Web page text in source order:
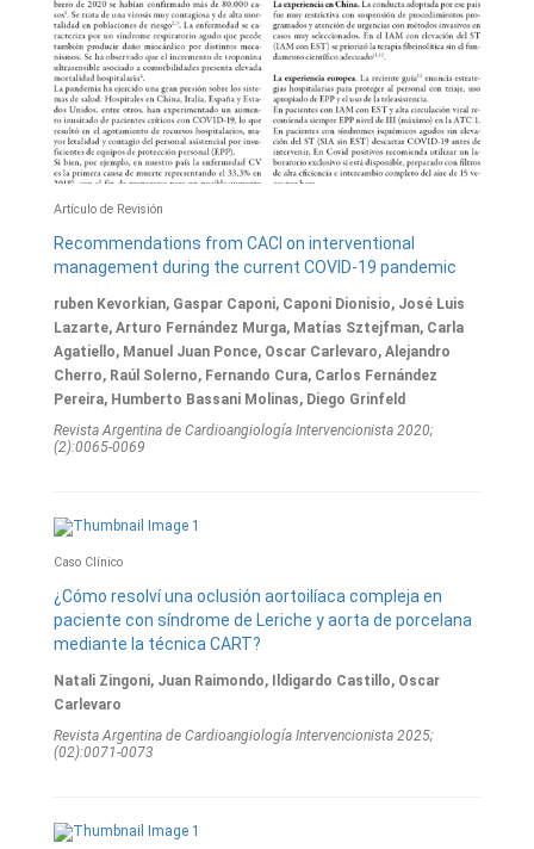
Artículo de Revisión
Recommendations from CACI on interventional
management during the current COVID-19 pandemic
ruben Kevorkian, Gaspar Caponi, Caponi Dionisio, José Luis
Lazarte, Arturo Fernández Murga, Matías Sztejfman, Carla
Agatiello, Manuel Juan Ponce, Oscar Carlevaro, Alejandro
Cherro, Raúl Solerno, Fernando Cura, Carlos Fernández
Pereira, Humberto Bassani Molinas, Diego Grinfeld
Revista Argentina de Cardioangiologí­a Intervencionista 2020;
(2):0065-0069
Caso Clínico
¿Cómo resolví una oclusión aortoilíaca compleja en
paciente con síndrome de Leriche y aorta de porcelana
mediante la técnica CART?
Natali Zingoni, Juan Raimondo, Ildigardo Castillo, Oscar
Carlevaro
Revista Argentina de Cardioangiologí­a Intervencionista 2025;
(02):0071-0073